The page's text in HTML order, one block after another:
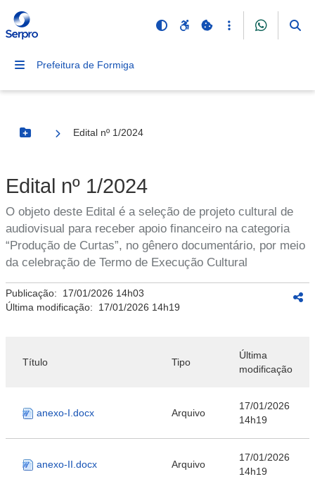
Prefeitura de Formiga
Botão Menu
Edital nº 1/2024
Edital nº 1/2024
O objeto deste Edital é a seleção de projeto cultural de
audiovisual para receber apoio financeiro na categoria
“Produção de Curtas”, no gênero documentário, por meio
da celebração de Termo de Execução Cultural
Publicação: 17/01/2026 14h03
Última modificação: 17/01/2026 14h19
Título Tipo
Última
modificação
anexo-I.docx Arquivo
17/01/2026
14h19
anexo-II.docx Arquivo
17/01/2026
14h19